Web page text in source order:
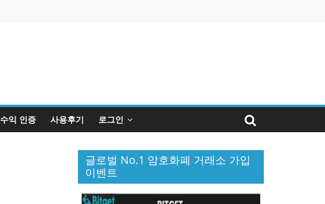
수익 인증 사용후기 로그인
글로벌 No.1 암호화폐 거래소 가입
이벤트